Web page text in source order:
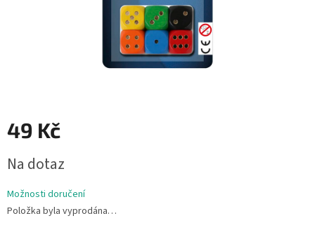
49 Kč
cena:
Na dotaz
Možnosti doručení
Položka byla vyprodána…